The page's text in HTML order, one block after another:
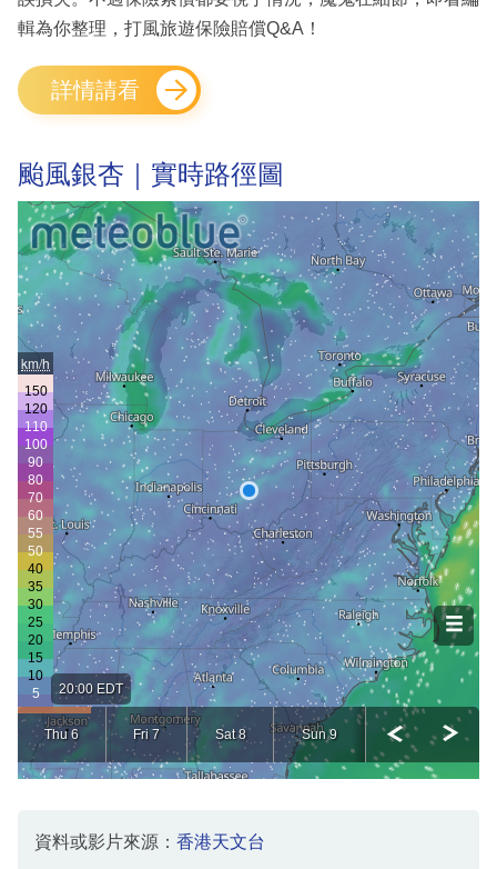
輯為你整理，打風旅遊保險賠償Q&A！
詳情請看
颱風銀杏｜實時路徑圖
資料或影片來源： 香港天文台